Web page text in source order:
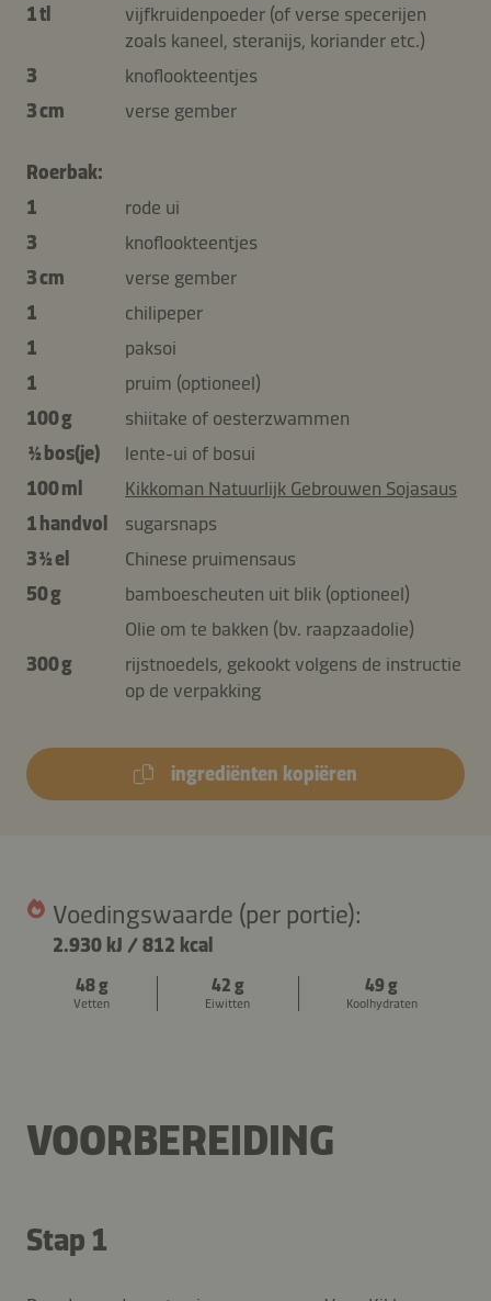
1 tl
vijfkruidenpoeder (of verse specerijen
zoals kaneel, steranijs, koriander etc.)
3
knoflookteentjes
3 cm
verse gember
Roerbak:
1
rode ui
3
knoflookteentjes
3 cm
verse gember
1
chilipeper
1
paksoi
1
pruim (optioneel)
100 g
shiitake of oesterzwammen
½ bos(je)
lente-ui of bosui
100 ml
Kikkoman Natuurlijk Gebrouwen Sojasaus
1 handvol
sugarsnaps
3 ½ el
Chinese pruimensaus
50 g
bamboescheuten uit blik (optioneel)
Olie om te bakken (bv. raapzaadolie)
300 g
rijstnoedels, gekookt volgens de instructie
op de verpakking
ingrediënten kopiëren
Voedingswaarde (per portie):
2.930 kJ /812 kcal
48 g
Vetten
42 g
Eiwitten
49 g
Koolhydraten
VOORBEREIDING
Stap 1